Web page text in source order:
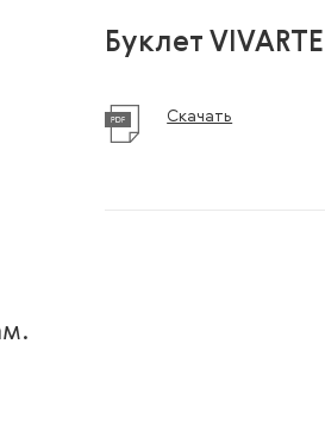
Буклет VIVARTE
Скачать